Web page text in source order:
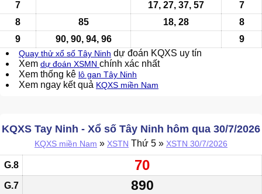
7
8
85
9
90, 90, 94, 96
17, 27, 37, 57
7
18, 28
8
9
Quay thử xổ số Tây Ninh dự đoán KQXS uy tín
Xem dự đoán XSMN chính xác nhất
Xem thống kê lô gan Tây Ninh
Xem ngay kết quả KQXS miền Nam
KQXS Tay Ninh - Xổ số Tây Ninh hôm qua 30/7/2026
KQXS miền Nam » XSTN Thứ 5 » XSTN 30/7/2026
G.8 70
G.7 890